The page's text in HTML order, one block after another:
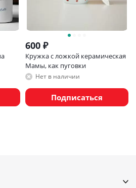
600 ₽
Кружка с ложкой керамическая
Мамы, как пуговки
Нет в наличии
Подписаться